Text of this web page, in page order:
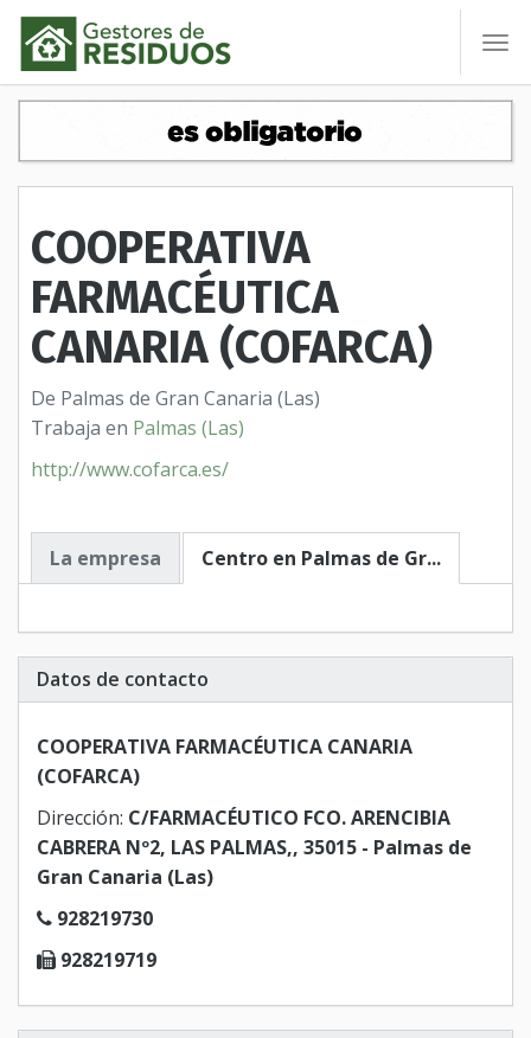
COOPERATIVA
FARMACÉUTICA
CANARIA (COFARCA)
De Palmas de Gran Canaria (Las)
Trabaja en Palmas (Las)
http://www.cofarca.es/
La empresa Centro en Palmas de Gr...
Datos de contacto
COOPERATIVA FARMACÉUTICA CANARIA
(COFARCA)
Dirección: C/FARMACÉUTICO FCO. ARENCIBIA
CABRERA Nº2, LAS PALMAS,, 35015 - Palmas de
Gran Canaria (Las)
928219730
928219719